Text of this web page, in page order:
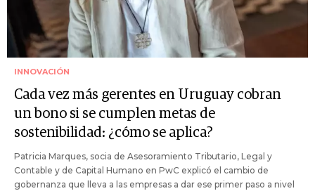
INNOVACIÓN
Cada vez más gerentes en Uruguay cobran
un bono si se cumplen metas de
sostenibilidad: ¿cómo se aplica?
Patricia Marques, socia de Asesoramiento Tributario, Legal y
Contable y de Capital Humano en PwC explicó el cambio de
gobernanza que lleva a las empresas a dar ese primer paso a nivel